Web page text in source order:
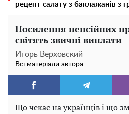
рецепт салату з баклажанів з
Посилення пенсійних
світять звичні виплати
Игорь Верховский
Всі матеріали автора
Що чекає на українців і що